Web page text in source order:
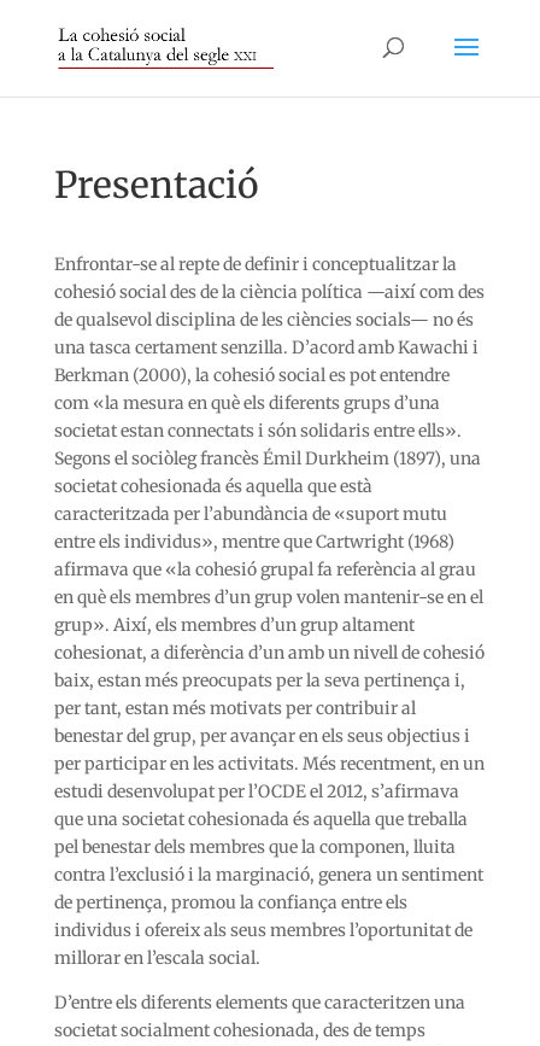
Presentació
Enfrontar-se al repte de definir i conceptualitzar la
cohesió social des de la ciència política —així com des
de qualsevol disciplina de les ciències socials— no és
una tasca certament senzilla. D’acord amb Kawachi i
Berkman (2000), la cohesió social es pot entendre
com «la mesura en què els diferents grups d’una
societat estan connectats i són solidaris entre ells».
Segons el sociòleg francès Émil Durkheim (1897), una
societat cohesionada és aquella que està
caracteritzada per l’abundància de «suport mutu
entre els individus», mentre que Cartwright (1968)
afirmava que «la cohesió grupal fa referència al grau
en què els membres d’un grup volen mantenir-se en el
grup». Així, els membres d’un grup altament
cohesionat, a diferència d’un amb un nivell de cohesió
baix, estan més preocupats per la seva pertinença i,
per tant, estan més motivats per contribuir al
benestar del grup, per avançar en els seus objectius i
per participar en les activitats. Més recentment, en un
estudi desenvolupat per l’OCDE el 2012, s’afirmava
que una societat cohesionada és aquella que treballa
pel benestar dels membres que la componen, lluita
contra l’exclusió i la marginació, genera un sentiment
de pertinença, promou la confiança entre els
individus i ofereix als seus membres l’oportunitat de
millorar en l’escala social.
D’entre els diferents elements que caracteritzen una
societat socialment cohesionada, des de temps